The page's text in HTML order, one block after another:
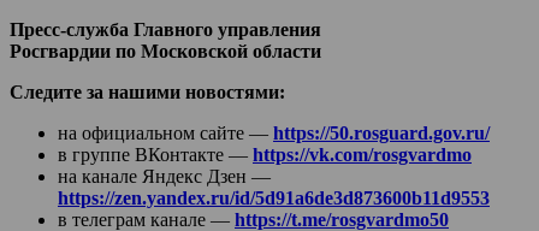
Пресс-служба Главного управления
Росгвардии по Московской области
Следите за нашими новостями:
на официальном сайте — https://50.rosguard.gov.ru/
в группе ВКонтакте — https://vk.com/rosgvardmo
на канале Яндекс Дзен —
https://zen.yandex.ru/id/5d91a6de3d873600b11d9553
в телеграм канале — https://t.me/rosgvardmo50